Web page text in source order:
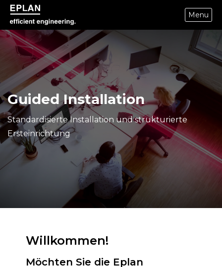
epulse.com home
Menu
Guided Installation
Standardisierte Installation und strukturierte
Ersteinrichtung
Willkommen!
Möchten Sie die Eplan